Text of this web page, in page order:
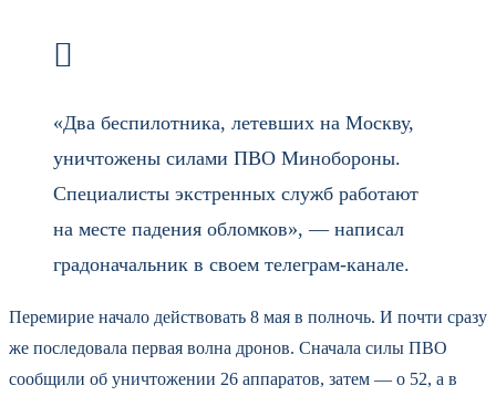
«Два беспилотника, летевших на Москву,
уничтожены силами ПВО Минобороны.
Специалисты экстренных служб работают
на месте падения обломков», — написал
градоначальник в своем телеграм-канале.
Перемирие начало действовать 8 мая в полночь. И почти сразу
же последовала первая волна дронов. Сначала силы ПВО
сообщили об уничтожении 26 аппаратов, затем — о 52, а в